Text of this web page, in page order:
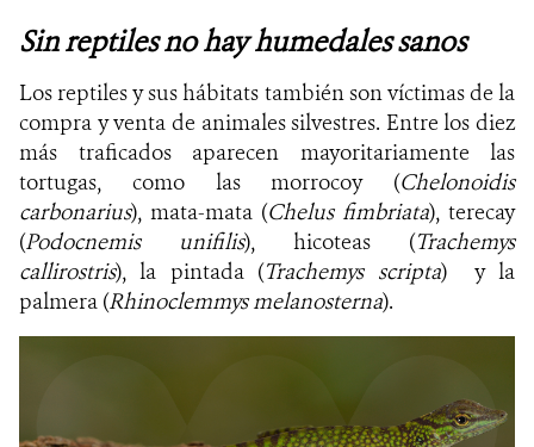
Sin reptiles no hay humedales sanos
Los reptiles y sus hábitats también son víctimas de la
compra y venta de animales silvestres. Entre los diez
más traficados aparecen mayoritariamente las
tortugas, como las morrocoy (Chelonoidis
carbonarius), mata-mata (Chelus fimbriata), terecay
(Podocnemis unifilis), hicoteas (Trachemys
callirostris), la pintada (Trachemys scripta) y la
palmera (Rhinoclemmys melanosterna).